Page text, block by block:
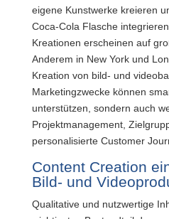
eigene Kunstwerke kreieren
Coca-Cola Flasche
Kreationen erscheinen auf
Anderem in New York und
Kreation von bild- und
Marketingzwecke können
unterstützen, sondern auch
Projektmanagement,
personalisierte Customer
Content Creation
Bild- und
Qualitative und nutzwertige